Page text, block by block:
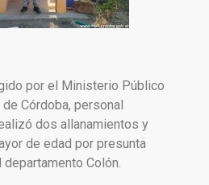
por el Ministerio Público
Córdoba, personal
dos allanamientos y
de edad por presunta
Colón.